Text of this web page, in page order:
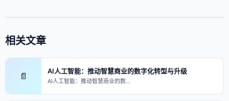
相关文章
📄 AI人工智能：推动智慧商业的数字化转型与升级
AI人工智能：推动智慧商业的数…